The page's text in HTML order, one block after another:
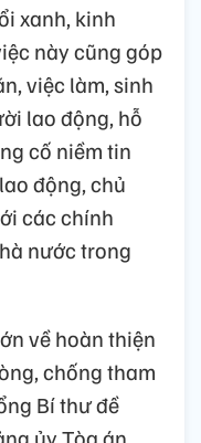
xanh, kinh
này cũng góp
việc làm, sinh
lao động, hỗ
cố niềm tin
động, chủ
các chính
nước trong
về hoàn thiện
chống tham
Bí thư đề
ủy Tòa án